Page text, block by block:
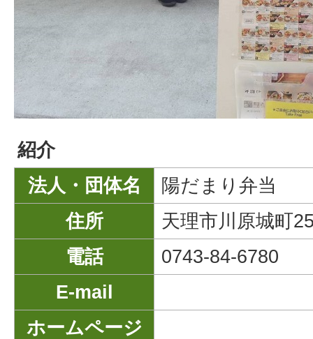
紹介
法人・団体名
陽だまり弁当
住所
天理市川原城町
電話
0743-84-6780
E-mail
ホームページ